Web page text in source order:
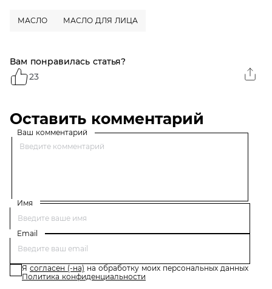
МАСЛО МАСЛО ДЛЯ ЛИЦА
Вам понравилась статья?
23
Оставить комментарий
Ваш комментарий
Имя
Email
Я согласен (-на) на обработку моих персональных данных
Политика конфиденциальности